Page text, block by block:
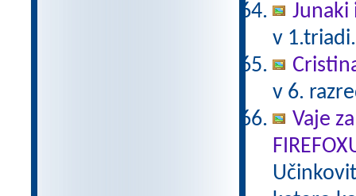
Junaki
v
v 6.
Vaje